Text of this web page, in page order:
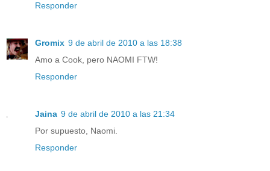
Responder
Gromix 9 de abril de 2010 a las 18:38
Amo a Cook, pero NAOMI FTW!
Responder
Jaina 9 de abril de 2010 a las 21:34
Por supuesto, Naomi.
Responder